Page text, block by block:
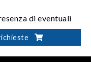
di eventuali
di cortocircuiti
Open / Short